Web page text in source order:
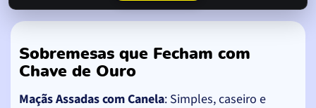
Sobremesas que Fecham com
Chave de Ouro
Maçãs Assadas com Canela: Simples, caseiro e